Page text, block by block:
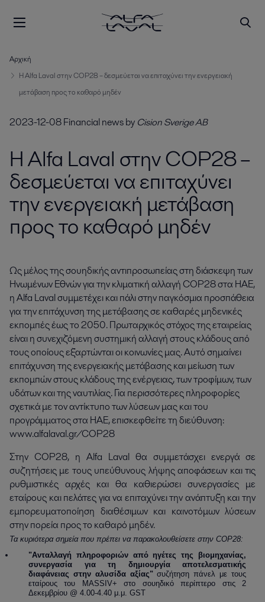
Αρχική
Η Alfa Laval στην COP28 – δεσμεύεται να επιταχύνει την ενεργειακή
μετάβαση προς το καθαρό μηδέν
2023-12-08Financial newsby Cision Sverige AB
Η Alfa Laval στην COP28 –
δεσμεύεται να επιταχύνει
την ενεργειακή μετάβαση
προς το καθαρό μηδέν
Ως μέλος της σουηδικής αντιπροσωπείας στη διάσκεψη των
Ηνωμένων Εθνών για την κλιματική αλλαγή COP28 στα ΗΑΕ,
η Alfa Laval συμμετέχει και πάλι στην παγκόσμια προσπάθεια
για την επιτάχυνση της μετάβασης σε καθαρές μηδενικές
εκπομπές έως το 2050. Πρωταρχικός στόχος της εταιρείας
είναι η συνεχιζόμενη συστημική αλλαγή στους κλάδους από
τους οποίους εξαρτώνται οι κοινωνίες μας. Αυτό σημαίνει
επιτάχυνση της ενεργειακής μετάβασης και μείωση των
εκπομπών στους κλάδους της ενέργειας, των τροφίμων, των
υδάτων και της ναυτιλίας. Για περισσότερες πληροφορίες
σχετικά με τον αντίκτυπο των λύσεων μας και του
προγράμματος στα ΗΑΕ, επισκεφθείτε τη διεύθυνση:
www.alfalaval.gr/COP28
Στην COP28, η Alfa Laval θα συμμετάσχει ενεργά σε
συζητήσεις με τους υπεύθυνους λήψης αποφάσεων και τις
ρυθμιστικές αρχές και θα καθιερώσει συνεργασίες με
εταίρους και πελάτες για να επιταχύνει την ανάπτυξη και την
εμπορευματοποίηση διαθέσιμων και καινοτόμων λύσεων
στην πορεία προς το καθαρό μηδέν.
Τα κυριότερα σημεία που πρέπει να παρακολουθείσετε στην COP28:
"Ανταλλαγή πληροφοριών από ηγέτες της βιομηχανίας,
συνεργασία για τη δημιουργία αποτελεσματικής
διαφάνειας στην αλυσίδα αξίας"συζήτηση πάνελ με τους
εταίρους του MASSIV+ στο σουηδικό περίπτερο στις 2
Δεκεμβρίου @ 4.00-4.40 μ.μ. GST